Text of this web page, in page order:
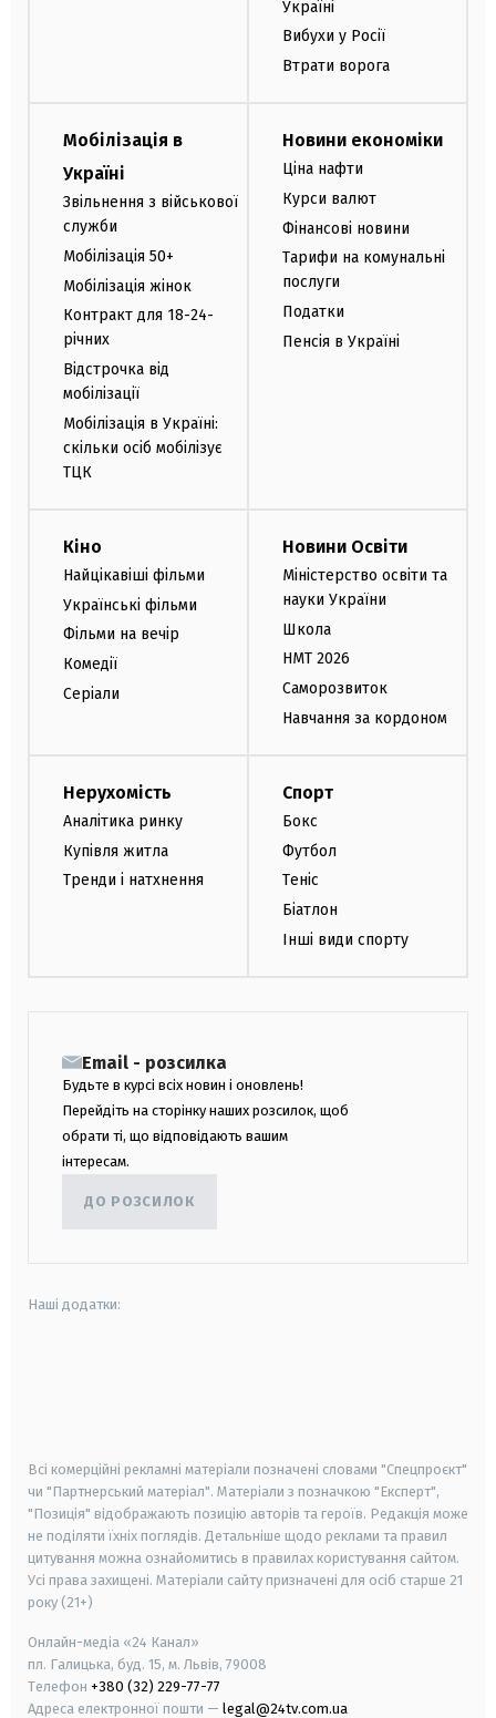
Україні
Вибухи у Росії
Втрати ворога
Мобілізація в
Україні
Звільнення з військової
служби
Мобілізація 50+
Мобілізація жінок
Контракт для 18-24-
річних
Відстрочка від
мобілізації
Мобілізація в Україні:
скільки осіб мобілізує
ТЦК
Новини економіки
Ціна нафти
Курси валют
Фінансові новини
Тарифи на комунальні
послуги
Податки
Пенсія в Україні
Кіно
Найцікавіші фільми
Українські фільми
Фільми на вечір
Комедії
Серіали
Новини Освіти
Міністерство освіти та
науки України
Школа
НМТ 2026
Саморозвиток
Навчання за кордоном
Нерухомість
Аналітика ринку
Купівля житла
Тренди і натхнення
Спорт
Бокс
Футбол
Теніс
Біатлон
Інші види спорту
Email - розсилка
Будьте в курсі всіх новин і оновлень!
Перейдіть на сторінку наших розсилок, щоб
обрати ті, що відповідають вашим
інтересам.
ДО РОЗСИЛОК
Наші додатки:
Всі комерційні рекламні матеріали позначені словами "Спецпроєкт"
чи "Партнерський матеріал". Матеріали з позначкою "Експерт",
"Позиція" відображають позицію авторів та героїв. Редакція може
не поділяти їхніх поглядів. Детальніше щодо реклами та правил
цитування можна ознайомитись в правилах користування сайтом.
Усі права захищені. Матеріали сайту призначені для осіб старше 21
року (21+)
Онлайн-медіа «24 Канал»
пл. Галицька, буд. 15, м. Львів, 79008
Телефон +380 (32) 229-77-77
Адреса електронної пошти — legal@24tv.com.ua